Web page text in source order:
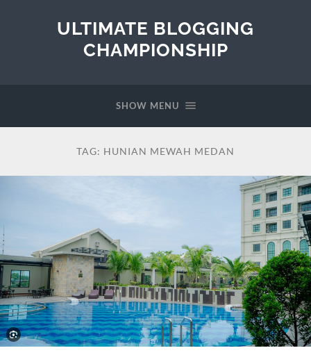
ULTIMATE BLOGGING
CHAMPIONSHIP
SHOW MENU
TAG: HUNIAN MEWAH MEDAN